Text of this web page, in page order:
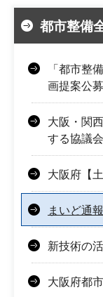
都市整備
「都市整
画提案公
大阪・関
する協議
大阪府【
まいど通
新技術の
大阪府都